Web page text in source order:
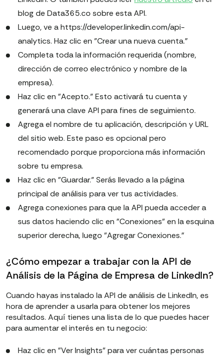
blog de Data365.co sobre esta API.
Luego, ve a https://developer.linkedin.com/api-
analytics. Haz clic en "Crear una nueva cuenta."
Completa toda la información requerida (nombre,
dirección de correo electrónico y nombre de la
empresa).
Haz clic en "Acepto." Esto activará tu cuenta y
generará una clave API para fines de seguimiento.
Agrega el nombre de tu aplicación, descripción y URL
del sitio web. Este paso es opcional pero
recomendado porque proporciona más información
sobre tu empresa.
Haz clic en "Guardar." Serás llevado a la página
principal de análisis para ver tus actividades.
Agrega conexiones para que la API pueda acceder a
sus datos haciendo clic en "Conexiones" en la esquina
superior derecha, luego "Agregar Conexiones."
¿Cómo empezar a trabajar con la API de
Análisis de la Página de Empresa de LinkedIn?
Cuando hayas instalado la API de análisis de LinkedIn, es
hora de aprender a usarla para obtener los mejores
resultados. Aquí tienes una lista de lo que puedes hacer
para aumentar el interés en tu negocio:
Haz clic en "Ver Insights" para ver cuántas personas